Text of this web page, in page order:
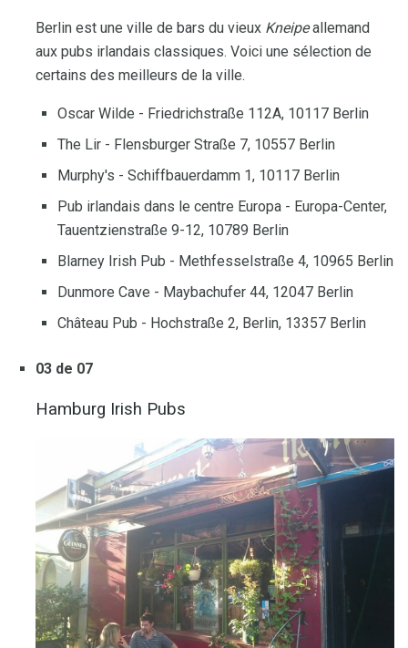
Berlin est une ville de bars du vieux Kneipeallemand
aux pubs irlandais classiques. Voici une sélection de
certains des meilleurs de la ville.
Oscar Wilde - Friedrichstraße 112A, 10117 Berlin
The Lir - Flensburger Straße 7, 10557 Berlin
Murphy's - Schiffbauerdamm 1, 10117 Berlin
Pub irlandais dans le centre Europa - Europa-Center,
Tauentzienstraße 9-12, 10789 Berlin
Blarney Irish Pub - Methfesselstraße 4, 10965 Berlin
Dunmore Cave - Maybachufer 44, 12047 Berlin
Château Pub - Hochstraße 2, Berlin, 13357 Berlin
03 de 07
Hamburg Irish Pubs